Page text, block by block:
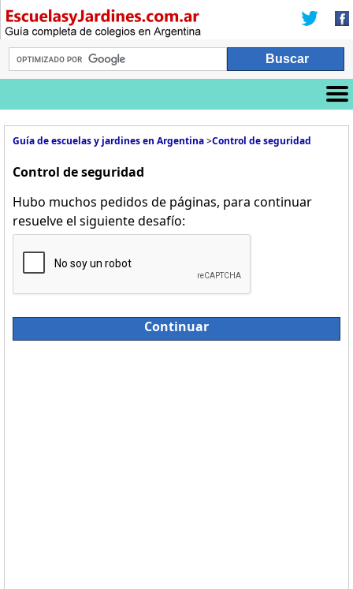
Guía de escuelas y jardines en Argentina>Control de seguridad
Control de seguridad
Hubo muchos pedidos de páginas, para continuar
resuelve el siguiente desafío:
Continuar